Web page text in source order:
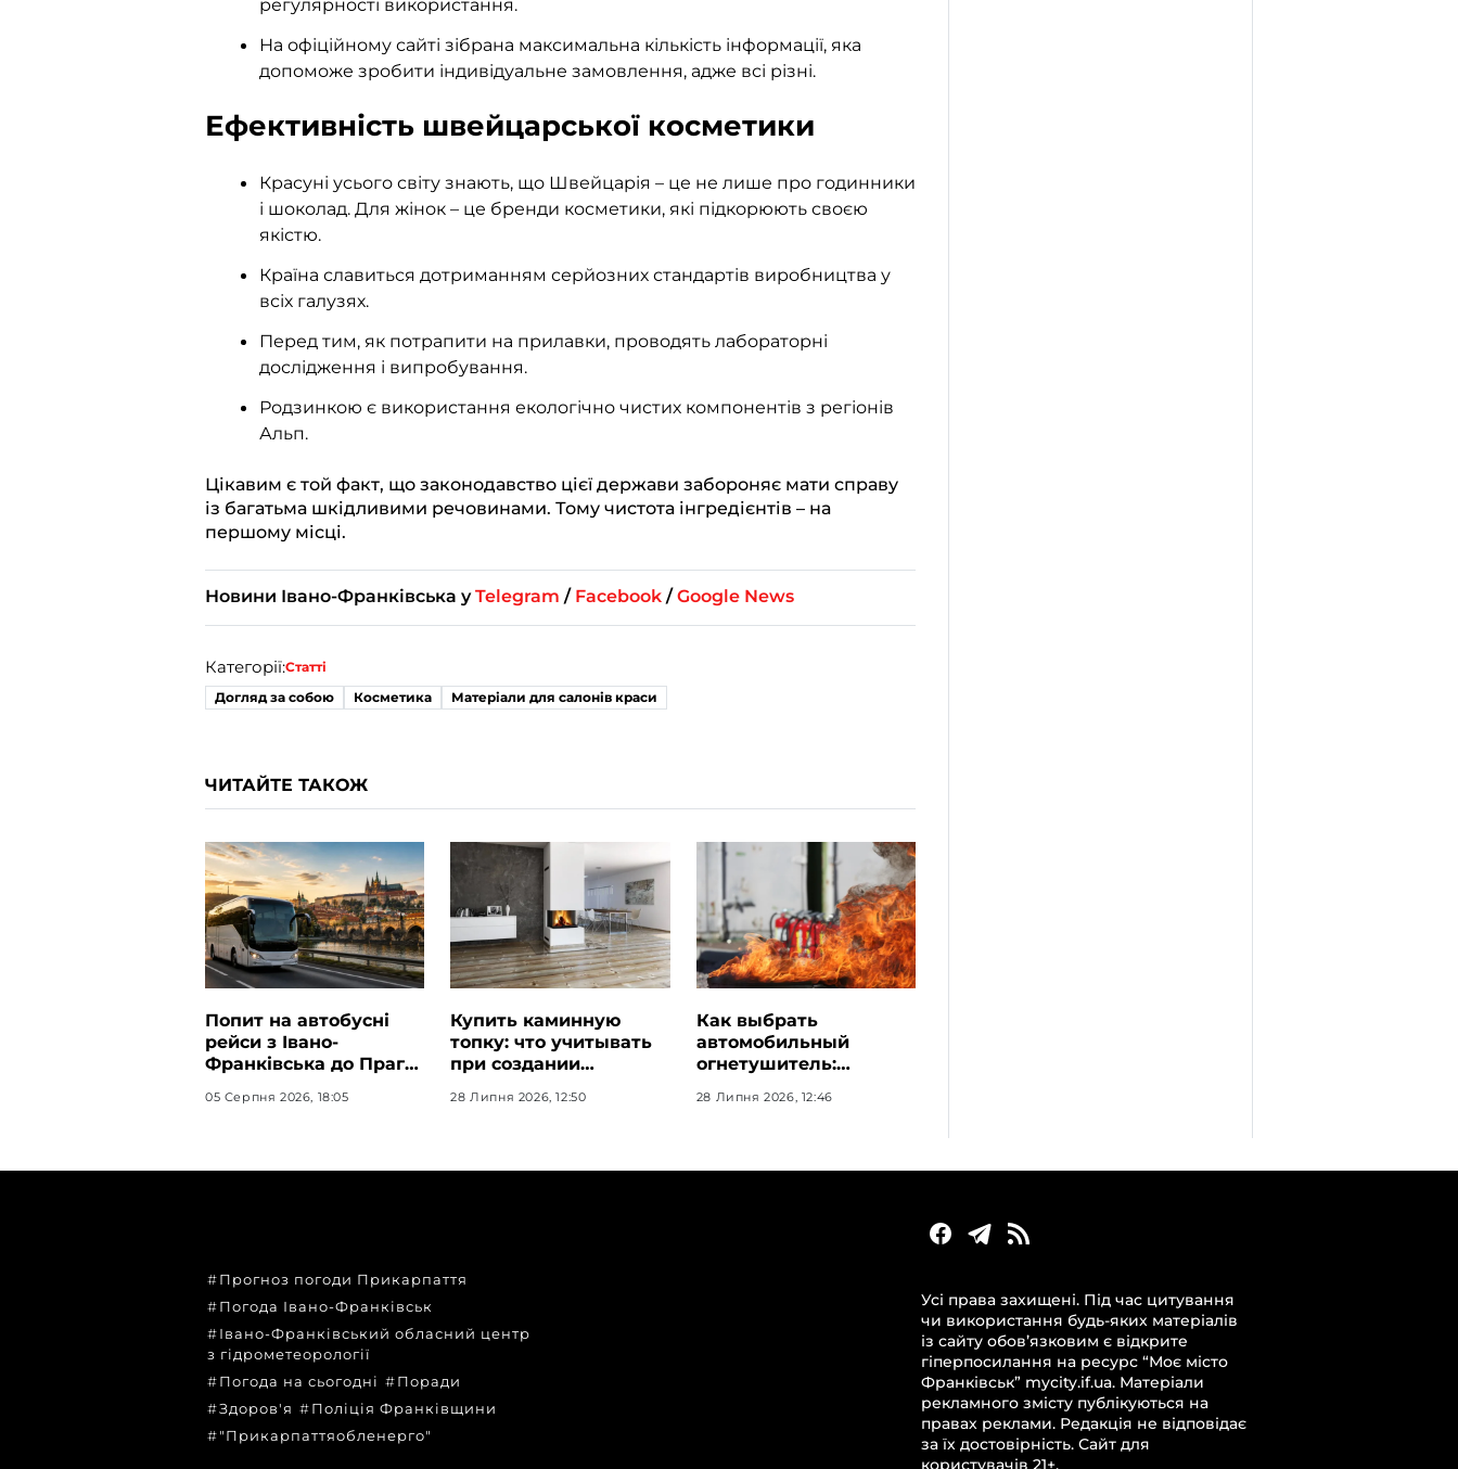
регулярності використання.
На офіційному сайті зібрана максимальна кількість інформації, яка
допоможе зробити індивідуальне замовлення, адже всі різні.
Ефективність швейцарської косметики
Красуні усього світу знають, що Швейцарія – це не лише про годинники
і шоколад. Для жінок – це бренди косметики, які підкорюють своєю
якістю.
Країна славиться дотриманням серйозних стандартів виробництва у
всіх галузях.
Перед тим, як потрапити на прилавки, проводять лабораторні
дослідження і випробування.
Родзинкою є використання екологічно чистих компонентів з регіонів
Альп.
Цікавим є той факт, що законодавство цієї держави забороняє мати справу
із багатьма шкідливими речовинами. Тому чистота інгредієнтів – на
першому місці.
Новини Івано-Франківська уTelegram / Facebook /Google News
Категорії:Статті
Догляд за собою
Косметика Матеріали для салонів краси
ЧИТАЙТЕ ТАКОЖ
Попит на автобусні
рейси з Івано-
Франківська до Праги
05 Серпня 2026, 18:05
Купить каминную
топку: что учитывать
при создании
домашнего камина
28 Липня 2026, 12:50
Как выбрать
автомобильный
огнетушитель:
требования
28 Липня 2026, 12:46
Прогноз погоди Прикарпаття
Погода Івано-Франківськ
Івано-Франківський обласний центр
з гідрометеорології
Погода на сьогодні
Поради
Здоров'я
Поліція Франківщини
"Прикарпаттяобленерго"
Усі права захищені. Під час цитування
чи використання будь-яких матеріалів
із сайту обов’язковим є відкрите
гіперпосилання на ресурс “Моє місто
Франківськ” mycity.if.ua. Матеріали
рекламного змісту публікуються на
правах реклами. Редакція не відповідає
за їх достовірність. Сайт для
користувачів 21+.